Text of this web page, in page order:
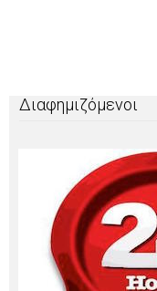
Διαφημιζόμενοι